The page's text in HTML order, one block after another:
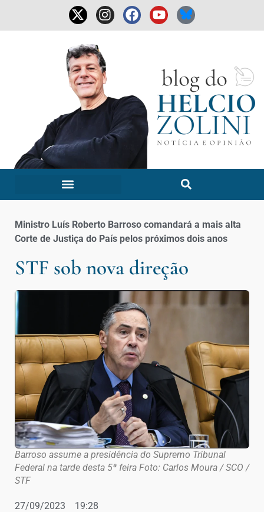
Ministro Luís Roberto Barroso comandará a mais alta
Corte de Justiça do País pelos próximos dois anos
STF sob nova direção
Barroso assume a presidência do Supremo Tribunal
Federal na tarde desta 5ª feira Foto: Carlos Moura / SCO /
STF
27/09/2023 19:28